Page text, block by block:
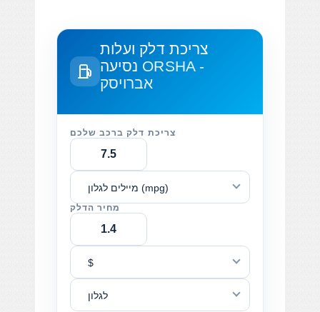
צריכת דלק ועלות
ORSHA -
אברויסק
צריכת דלק ברכב שלכם
מיילים לגלון (mpg)
מחיר הדלק
$
לגלון